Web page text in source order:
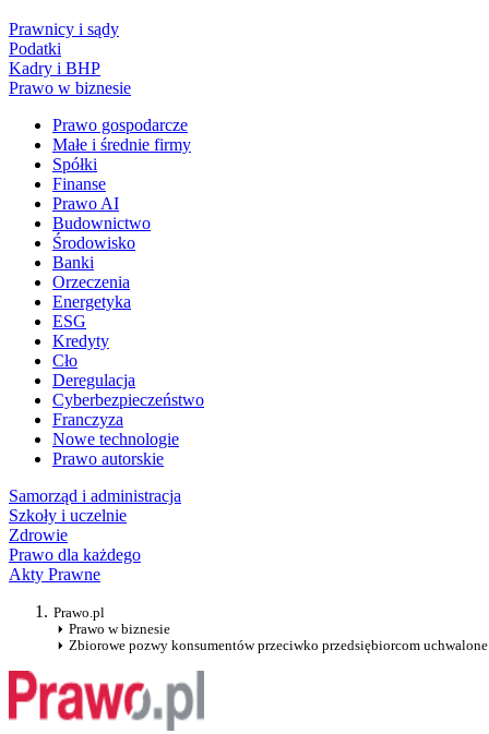
Prawnicy i sądy
Podatki
Kadry i BHP
Prawo w biznesie
Prawo gospodarcze
Małe i średnie firmy
Spółki
Finanse
Prawo AI
Budownictwo
Środowisko
Banki
Orzeczenia
Energetyka
ESG
Kredyty
Cło
Deregulacja
Cyberbezpieczeństwo
Franczyza
Nowe technologie
Prawo autorskie
Samorząd i administracja
Szkoły i uczelnie
Zdrowie
Prawo dla każdego
Akty Prawne
Prawo.pl
Prawo w biznesie
Zbiorowe pozwy konsumentów przeciwko przedsiębiorcom uchwalone